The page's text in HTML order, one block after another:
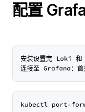
配置
安装设置完 Loki 和